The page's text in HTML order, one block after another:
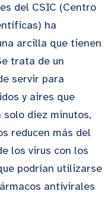
del CSIC (Centro
ha
arcilla que tienen
trata de un
servir para
y aires que
diez minutos,
reducen más del
los virus con los
podrían utilizarse
antivirales